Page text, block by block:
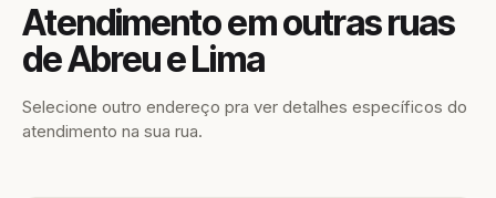
Atendimento em outras ruas
de Abreu e Lima
Selecione outro endereço pra ver detalhes específicos do
atendimento na sua rua.